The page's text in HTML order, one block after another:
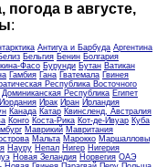
в августе,
:
Антигуа и Барбуда Аргентина
Бельгия Бенин Болгария
Фасо Бурунди Бутан Ватикан
Гамбия Гана Гватемала Гвинея
Республика Восточного
Доминиканская Республика Египет
Иордания Ирак Иран Ирландия
Канада Катар Квинсленд, Австралия
Конго Коста-Рика Кот-де-Ивуар Куба
Маврикий Мавритания
Мальта Марокко Маршалловы
Науру Непал Нигер Нигерия
Новая Зеландия Норвегия ОАЭ